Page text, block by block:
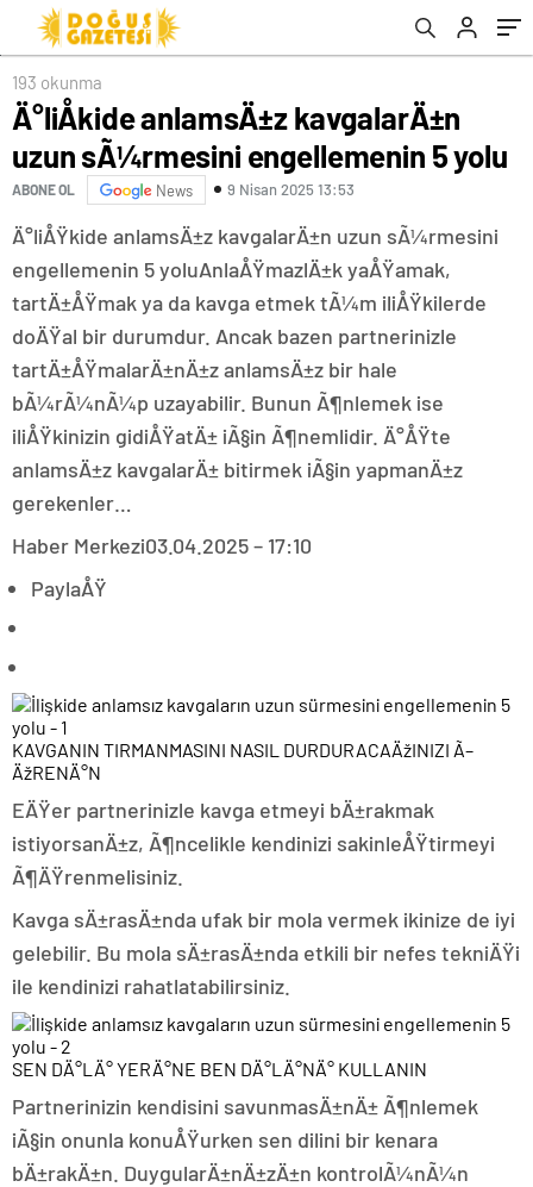
193 okunma
Ä°liÅkide anlamsÄ±z kavgalarÄ±n
uzun sÃ¼rmesini engellemenin 5 yolu
ABONE OL News 9 Nisan 2025 13:53
Ä°liÅŸkide anlamsÄ±z kavgalarÄ±n uzun sÃ¼rmesini
engellemenin 5 yoluAnlaÅŸmazlÄ±k yaÅŸamak,
tartÄ±ÅŸmak ya da kavga etmek tÃ¼m iliÅŸkilerde
doÄŸal bir durumdur. Ancak bazen partnerinizle
tartÄ±ÅŸmalarÄ±nÄ±z anlamsÄ±z bir hale
bÃ¼rÃ¼nÃ¼p uzayabilir. Bunun Ã¶nlemek ise
iliÅŸkinizin gidiÅŸatÄ± iÃ§in Ã¶nemlidir. Ä°ÅŸte
anlamsÄ±z kavgalarÄ± bitirmek iÃ§in yapmanÄ±z
gerekenler…
Haber Merkezi03.04.2025 – 17:10
PaylaÅŸ
KAVGANIN TIRMANMASINI NASIL DURDURACAÄžINIZI Ã–
ÄžRENÄ°N
EÄŸer partnerinizle kavga etmeyi bÄ±rakmak
istiyorsanÄ±z, Ã¶ncelikle kendinizi sakinleÅŸtirmeyi
Ã¶ÄŸrenmelisiniz.
Kavga sÄ±rasÄ±nda ufak bir mola vermek ikinize de iyi
gelebilir. Bu mola sÄ±rasÄ±nda etkili bir nefes tekniÄŸi
ile kendinizi rahatlatabilirsiniz.
SEN DÄ°LÄ° YERÄ°NE BEN DÄ°LÄ°NÄ° KULLANIN
Partnerinizin kendisini savunmasÄ±nÄ± Ã¶nlemek
iÃ§in onunla konuÅŸurken sen dilini bir kenara
bÄ±rakÄ±n. DuygularÄ±nÄ±zÄ±n kontrolÃ¼nÃ¼n